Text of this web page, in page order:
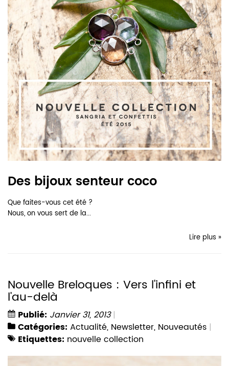
Des bijoux senteur coco
Que faites-vous cet été ?
Nous, on vous sert de la...
Lire plus »
Nouvelle Breloques : Vers l'infini et
l'au-delà
Publié: Janvier 31, 2013
Catégories: Actualité, Newsletter, Nouveautés
Etiquettes: nouvelle collection